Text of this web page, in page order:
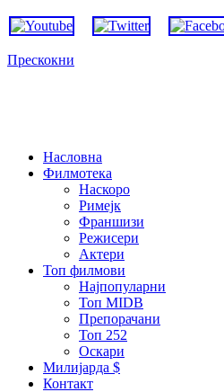
Прескокни
Насловна
Филмотека
Наскоро
Римејк
Франшизи
Режисери
Актери
Топ филмови
Најпопуларни
Топ MIDB
Препорачани
Топ 252
Оскари
Милијарда $
Контакт